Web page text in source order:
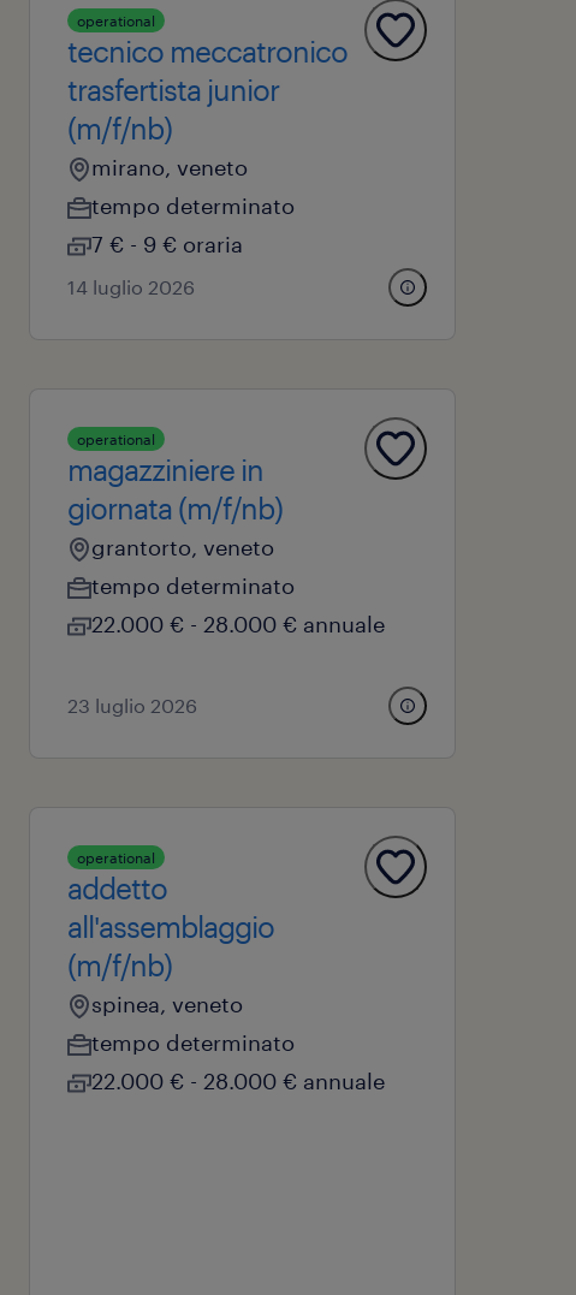
operational
tecnico meccatronico
trasfertista junior
(m/f/nb)
mirano, veneto
tempo determinato
7 € - 9 € oraria
14 luglio 2026
operational
magazziniere in
giornata (m/f/nb)
grantorto, veneto
tempo determinato
22.000 € - 28.000 € annuale
23 luglio 2026
operational
addetto
all'assemblaggio
(m/f/nb)
spinea, veneto
tempo determinato
22.000 € - 28.000 € annuale